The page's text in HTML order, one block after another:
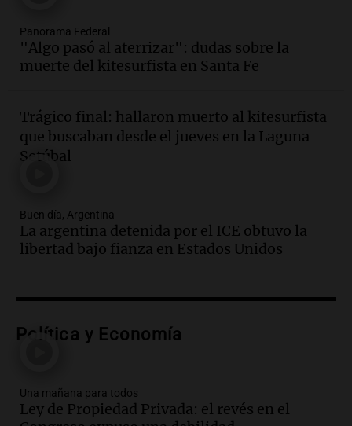
Audio.Joan Gaspart: "Sin Jorge, no sé si
Messi hubiera llegado adonde llegó"
Una mañana para todos
Audio.El orgullo y el sueño argentino de
Jorge Messi en una entrevista con Rony
Vargas en 2007
Audio.El abuelo de Agostina Vega, tras
las nuevas detenciones: "En esa casa
todos tenían algo que ver"
del desayuno ideal: qué alimentos
conviene priorizar
Panorama Federal
"Algo pasó al aterrizar": dudas sobre la
muerte del kitesurfista en Santa Fe
Trágico final: hallaron muerto al kitesurfista
que buscaban desde el jueves en la Laguna
Setúbal
Buen día, Argentina
La argentina detenida por el ICE obtuvo la
libertad bajo fianza en Estados Unidos
Política y Economía
Una mañana para todos
Ley de Propiedad Privada: el revés en el